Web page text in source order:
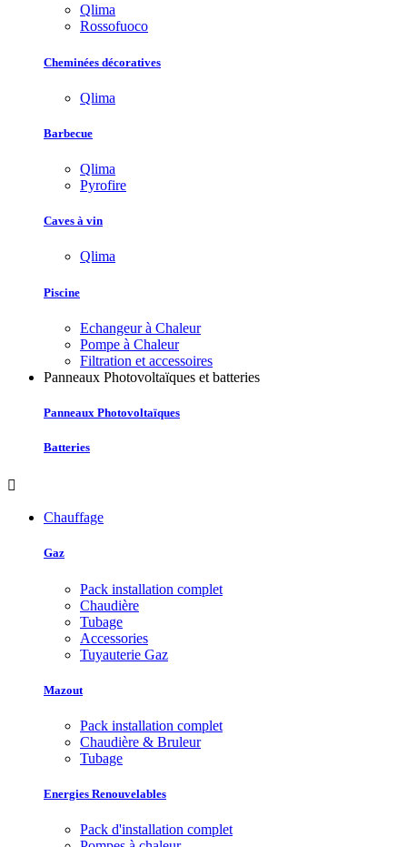
Qlima
Rossofuoco
Cheminées décoratives
Qlima
Barbecue
Qlima
Pyrofire
Caves à vin
Qlima
Piscine
Echangeur à Chaleur
Pompe à Chaleur
Filtration et accessoires
Panneaux Photovoltaïques et batteries
Panneaux Photovoltaïques
Batteries

Chauffage
Gaz
Pack installation complet
Chaudière
Tubage
Accessories
Tuyauterie Gaz
Mazout
Pack installation complet
Chaudière & Bruleur
Tubage
Energies Renouvelables
Pack d'installation complet